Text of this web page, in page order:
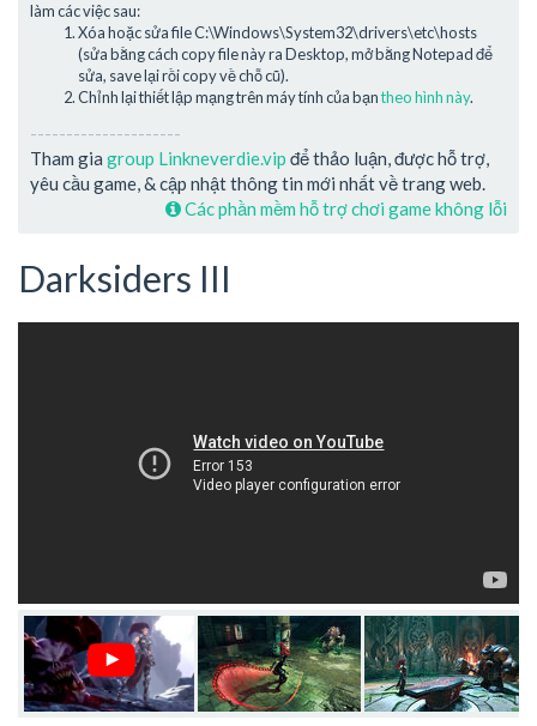
làm các việc sau:
Xóa hoặc sửa file C:\Windows\System32\drivers\etc\hosts
(sửa bằng cách copy file này ra Desktop, mở bằng Notepad để
sửa, save lại rồi copy về chỗ cũ).
Chỉnh lại thiết lập mạng trên máy tính của bạntheo hình này.
---------------------
Tham gia group Linkneverdie.vip để thảo luận, được hỗ trợ,
yêu cầu game, & cập nhật thông tin mới nhất về trang web.
Các phần mềm hỗ trợ chơi game không lỗi
Darksiders III